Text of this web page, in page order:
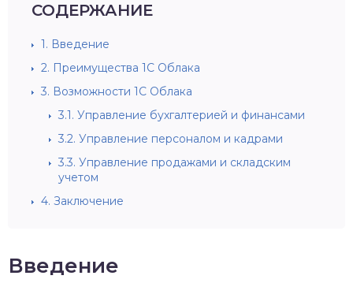
СОДЕРЖАНИЕ
1. Введение
2. Преимущества 1С Облака
3. Возможности 1С Облака
3.1. Управление бухгалтерией и финансами
3.2. Управление персоналом и кадрами
3.3. Управление продажами и складским
учетом
4. Заключение
Введение